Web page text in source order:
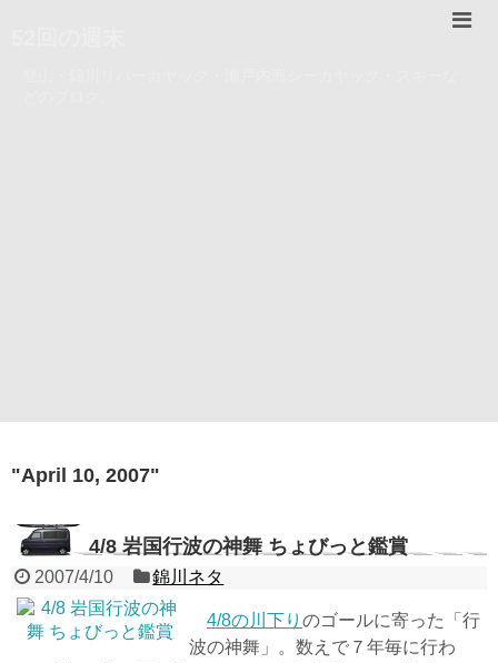
"April 10, 2007"
4/8 岩国行波の神舞 ちょびっと鑑賞
2007/4/10 錦川ネタ
4/8の川下り のゴールに寄った「行
波の神舞」。数えで７年毎に行わ